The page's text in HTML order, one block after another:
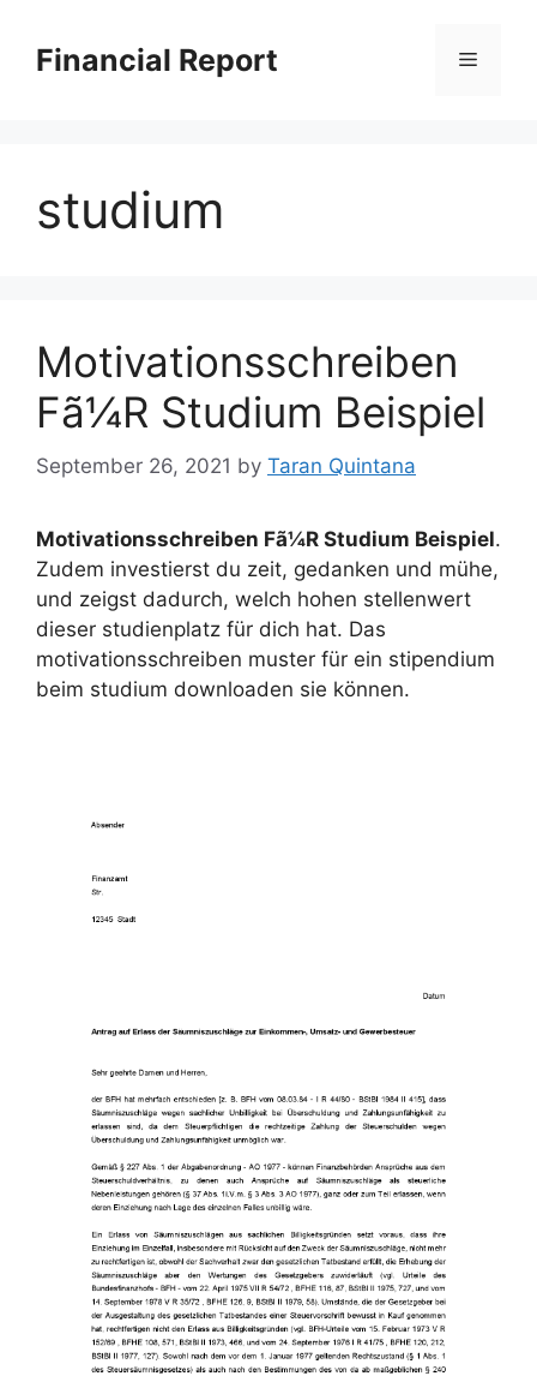
contentFinancial Report Menu
studium
Motivationsschreiben
Fã¼R Studium Beispiel
September 26, 2021 by Taran Quintana
Motivationsschreiben Fã¼R Studium Beispiel.
Zudem investierst du zeit, gedanken und mühe,
und zeigst dadurch, welch hohen stellenwert
dieser studienplatz für dich hat. Das
motivationsschreiben muster für ein stipendium
beim studium downloaden sie können.